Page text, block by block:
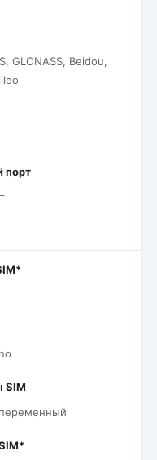
GLONASS, Beidou,
порт
SIM